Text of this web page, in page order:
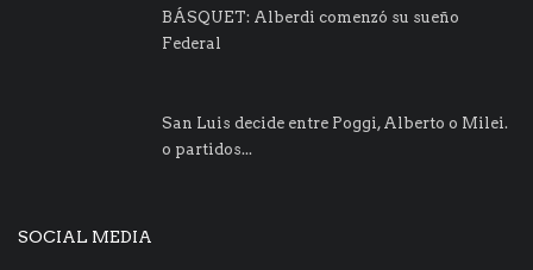
BÁSQUET: Alberdi comenzó su sueño
Federal
San Luis decide entre Poggi, Alberto o Milei.
o partidos...
SOCIAL MEDIA